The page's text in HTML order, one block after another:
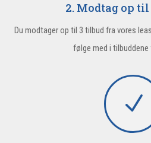
2. Modtag op
Du modtager op til 3 tilbud fra vores
følge med i tilbuddene
N